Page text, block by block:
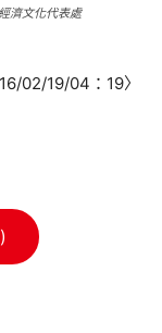
濟文化代表處
02/19/04：19〉